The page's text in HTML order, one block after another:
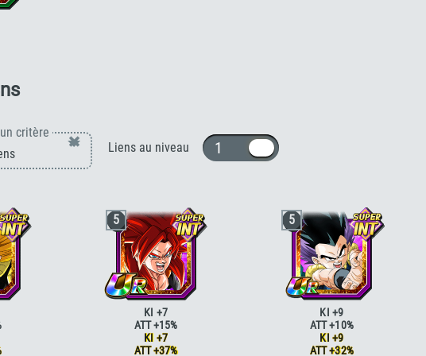
pour Gotenks Super Saiyan 3 (Xeno) [AGI]
critère × Liens au niveau 1 ou 10
5
KI +7
ATT +15%
KI +7
ATT +37%
5
KI +9
ATT +10%
KI +9
ATT +32%